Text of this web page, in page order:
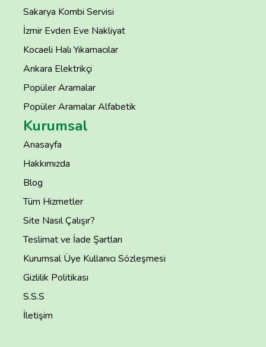
Sakarya Kombi Servisi
İzmir Evden Eve Nakliyat
Kocaeli Halı Yıkamacılar
Ankara Elektrikçi
Popüler Aramalar
Popüler Aramalar Alfabetik
Kurumsal
Anasayfa
Hakkımızda
Blog
Tüm Hizmetler
Site Nasıl Çalışır?
Teslimat ve İade Şartları
Kurumsal Üye Kullanıcı Sözleşmesi
Gizlilik Politikası
S.S.S
İletişim